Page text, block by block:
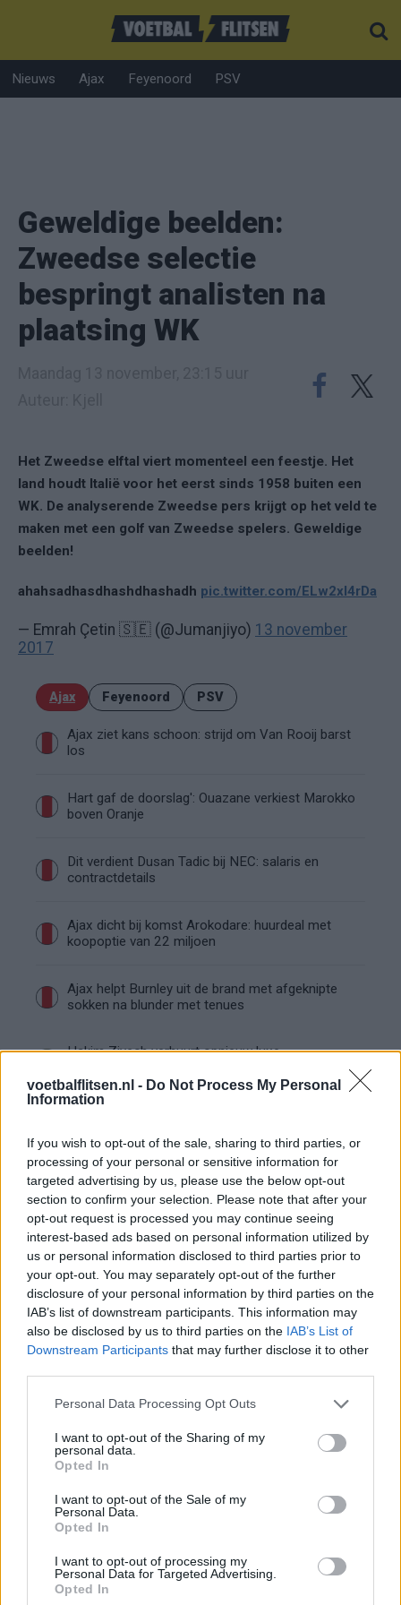
voetbalflitsen.nl - Do Not Process My Personal
Information
If you wish to opt-out of the sale, sharing to third parties, or
processing of your personal or sensitive information for
targeted advertising by us, please use the below opt-out
section to confirm your selection. Please note that after your
opt-out request is processed you may continue seeing
interest-based ads based on personal information utilized by
us or personal information disclosed to third parties prior to
your opt-out. You may separately opt-out of the further
disclosure of your personal information by third parties on the
IAB’s list of downstream participants. This information may
also be disclosed by us to third parties on the IAB’s List of
Downstream Participants that may further disclose it to other
Personal Data Processing Opt Outs
I want to opt-out of the Sharing of my
personal data.
Opted In
I want to opt-out of the Sale of my
Personal Data.
Opted In
I want to opt-out of processing my
Personal Data for Targeted Advertising.
Opted In
Nieuws Ajax Feyenoord PSV
Geweldige beelden:
Zweedse selectie
bespringt analisten na
plaatsing WK
Het Zweedse elftal viert momenteel een feestje. Het
land houdt Italië voor het eerst sinds 1958 buiten een
WK. De analyserende Zweedse pers krijgt op het veld te
maken met een golf van Zweedse spelers. Geweldige
beelden!
ahahsadhasdhashdhashadh pic.twitter.com/ELw2xI4rDa
— Emrah Çetin 🇸🇪 (@Jumanjiyo) 13 november
2017
Ajax Feyenoord PSV
Ajax ziet kans schoon: strijd om Van Rooij barst
los
Hart gaf de doorslag': Ouazane verkiest Marokko
boven Oranje
Dit verdient Dusan Tadic bij NEC: salaris en
contractdetails
Ajax dicht bij komst Arokodare: huurdeal met
koopoptie van 22 miljoen
Ajax helpt Burnley uit de brand met afgeknipte
sokken na blunder met tenues
Hakim Ziyech verhuurt opnieuw luxe
Resterend oefenprogramma Ajax: waar zijn de
duels te zien
Ajax groeit onder Míchel, maar transfermarkt
blijft cruciaal
Ajax-talent Mohamed Abdalla schrijft Europese
geschiedenis
Servische media vergelijken Ajax-talent Abdellah
Ouazane met Lionel Messi
Ajax zet grote stap richting volgende ronde na
ruime zege op Vojvodina
Dusan Tadic kijkt met bijzondere gevoelens naar
Ajax - Vojvodina